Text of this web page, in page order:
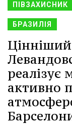
ПІВЗАХИСНИК
БРАЗИЛІЯ
реалізує
активно